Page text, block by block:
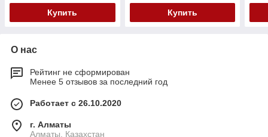
Купить Купить
О нас
Рейтинг не сформирован
Менее 5 отзывов за последний год
Работает с 26.10.2020
г. Алматы
Алматы, Казахстан